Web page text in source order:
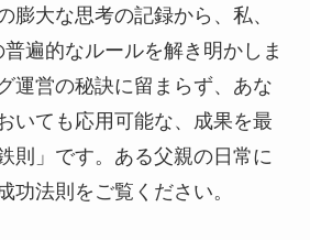
膨大な思考の記録から、私、
遍的なルールを解き明かしま
運営の秘訣に留まらず、あな
いても応用可能な、成果を最
則」です。ある父親の日常に
功法則をご覧ください。